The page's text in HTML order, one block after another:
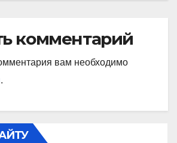
комментарий
вам необходимо
.